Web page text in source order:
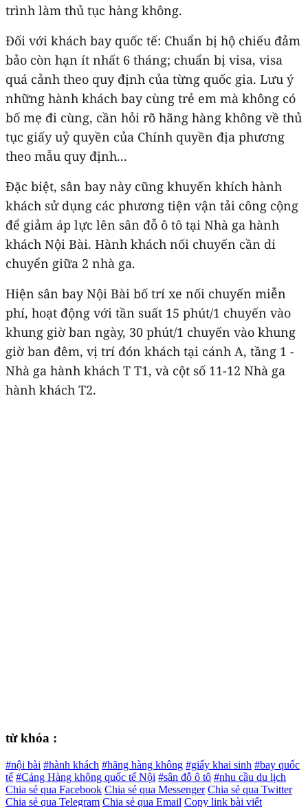
trình làm thủ tục hàng không.
Đối với khách bay quốc tế: Chuẩn bị hộ chiếu đảm
bảo còn hạn ít nhất 6 tháng; chuẩn bị visa, visa
quá cảnh theo quy định của từng quốc gia. Lưu ý
những hành khách bay cùng trẻ em mà không có
bố mẹ đi cùng, cần hỏi rõ hãng hàng không về thủ
tục giấy uỷ quyền của Chính quyền địa phương
theo mẫu quy định...
Đặc biệt, sân bay này cũng khuyến khích hành
khách sử dụng các phương tiện vận tải công cộng
để giảm áp lực lên sân đỗ ô tô tại Nhà ga hành
khách Nội Bài. Hành khách nối chuyến cần di
chuyển giữa 2 nhà ga.
Hiện sân bay Nội Bài bố trí xe nối chuyến miễn
phí, hoạt động với tần suất 15 phút/1 chuyến vào
khung giờ ban ngày, 30 phút/1 chuyến vào khung
giờ ban đêm, vị trí đón khách tại cánh A, tầng 1 -
Nhà ga hành khách T T1, và cột số 11-12 Nhà ga
hành khách T2.
từ khóa :
#nội bài #hành khách #hãng hàng không #giấy khai sinh #bay quốc
tế #Cảng Hàng không quốc tế Nội #sân đỗ ô tô #nhu cầu du lịch
Chia sẻ qua Facebook Chia sẻ qua Messenger Chia sẻ qua Twitter
Chia sẻ qua Telegram Chia sẻ qua Email Copy link bài viết